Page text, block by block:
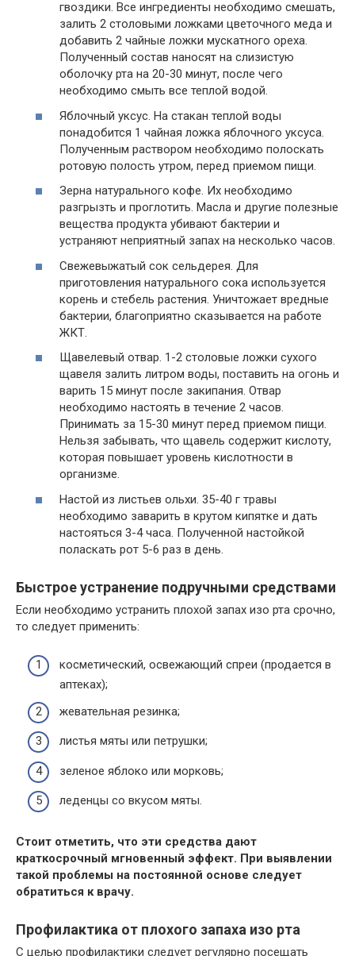
гвоздики. Все ингредиенты необходимо смешать,
залить 2 столовыми ложками цветочного меда и
добавить 2 чайные ложки мускатного ореха.
Полученный состав наносят на слизистую
оболочку рта на 20-30 минут, после чего
необходимо смыть все теплой водой.
Яблочный уксус. На стакан теплой воды
понадобится 1 чайная ложка яблочного уксуса.
Полученным раствором необходимо полоскать
ротовую полость утром, перед приемом пищи.
Зерна натурального кофе. Их необходимо
разгрызть и проглотить. Масла и другие полезные
вещества продукта убивают бактерии и
устраняют неприятный запах на несколько часов.
Свежевыжатый сок сельдерея. Для
приготовления натурального сока используется
корень и стебель растения. Уничтожает вредные
бактерии, благоприятно сказывается на работе
ЖКТ.
Щавелевый отвар. 1-2 столовые ложки сухого
щавеля залить литром воды, поставить на огонь и
варить 15 минут после закипания. Отвар
необходимо настоять в течение 2 часов.
Принимать за 15-30 минут перед приемом пищи.
Нельзя забывать, что щавель содержит кислоту,
которая повышает уровень кислотности в
организме.
Настой из листьев ольхи. 35-40 г травы
необходимо заварить в крутом кипятке и дать
настояться 3-4 часа. Полученной настойкой
поласкать рот 5-6 раз в день.
Быстрое устранение подручными средствами
Если необходимо устранить плохой запах изо рта срочно,
то следует применить:
косметический, освежающий спреи (продается в
аптеках);
жевательная резинка;
листья мяты или петрушки;
зеленое яблоко или морковь;
леденцы со вкусом мяты.
Стоит отметить, что эти средства дают
краткосрочный мгновенный эффект. При выявлении
такой проблемы на постоянной основе следует
обратиться к врачу.
Профилактика от плохого запаха изо рта
С целью профилактики следует регулярно посещать